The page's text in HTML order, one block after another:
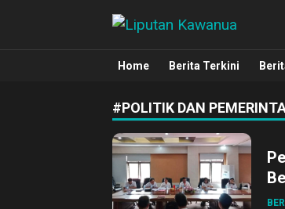
Liputan Kawanua
Berita Manado, Sulawesi
Home Berita Terkini
#POLITIK DAN